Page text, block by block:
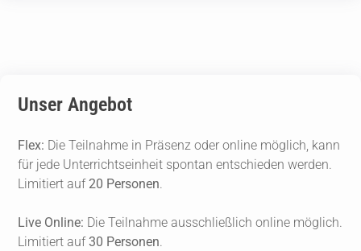
Unser Angebot
Flex: Die Teilnahme in Präsenz oder online möglich, kann
für jede Unterrichtseinheit spontan entschieden werden.
Limitiert auf20 Personen.
Live Online: Die Teilnahme ausschließlich online möglich.
Limitiert auf30 Personen.